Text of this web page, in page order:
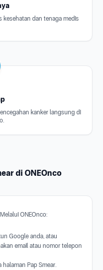
kesehatan dan tenaga medis
kanker langsung di
di ONEOnco
ONEOnco:
Google anda, atau
email atau nomor telepon
halaman Pap Smear.